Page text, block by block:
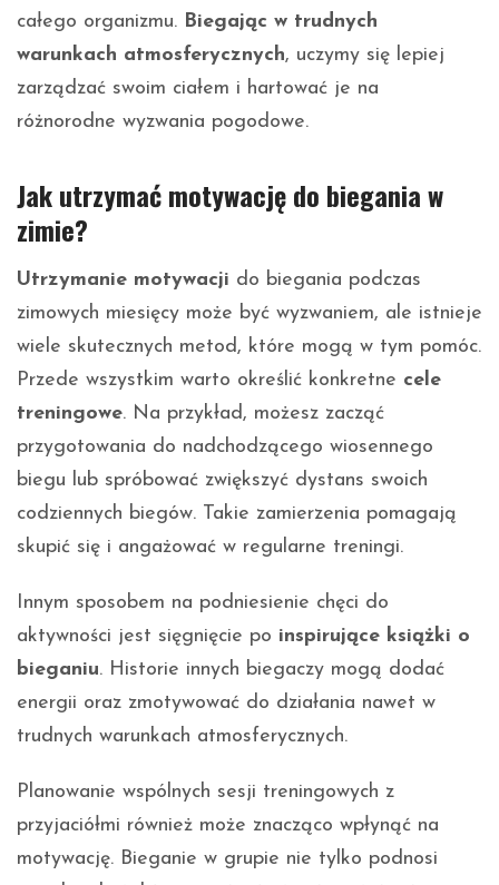
całego organizmu. Biegając w trudnych
warunkach atmosferycznych, uczymy się lepiej
zarządzać swoim ciałem i hartować je na
różnorodne wyzwania pogodowe.
Jak utrzymać motywację do biegania w
zimie?
Utrzymanie motywacji do biegania podczas
zimowych miesięcy może być wyzwaniem, ale istnieje
wiele skutecznych metod, które mogą w tym pomóc.
Przede wszystkim warto określić konkretne cele
treningowe. Na przykład, możesz zacząć
przygotowania do nadchodzącego wiosennego
biegu lub spróbować zwiększyć dystans swoich
codziennych biegów. Takie zamierzenia pomagają
skupić się i angażować w regularne treningi.
Innym sposobem na podniesienie chęci do
aktywności jest sięgnięcie po inspirujące książki o
bieganiu. Historie innych biegaczy mogą dodać
energii oraz zmotywować do działania nawet w
trudnych warunkach atmosferycznych.
Planowanie wspólnych sesji treningowych z
przyjaciółmi również może znacząco wpłynąć na
motywację. Bieganie w grupie nie tylko podnosi